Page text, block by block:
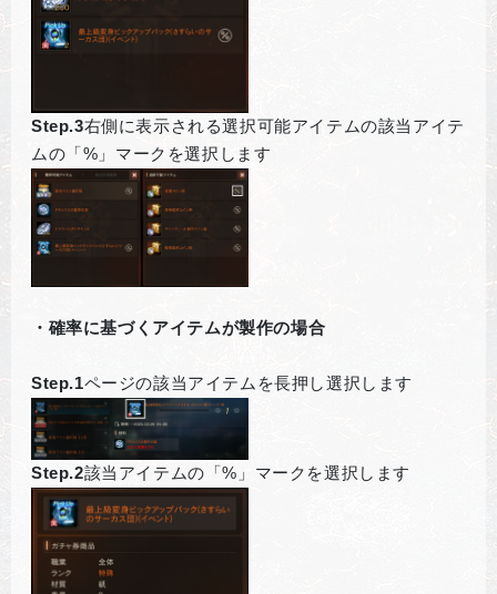
Step.3右側に表示される選択可能アイテムの該当アイテ
ムの「%」マークを選択します
・確率に基づくアイテムが製作の場合
Step.1ページの該当アイテムを長押し選択します
Step.2該当アイテムの「%」マークを選択します